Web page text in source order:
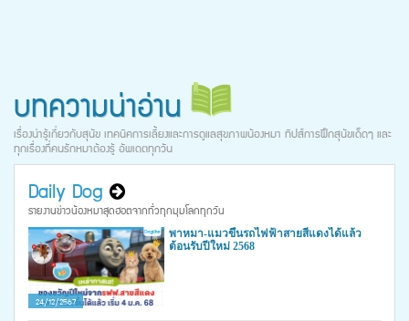
บทความน่าอ่าน
เรื่องน่ารู้เกี่ยวกับสุนัข เทคนิคการเลี้ยงและการดูแลสุขภาพน้องหมา ทิปส์การฝึกสุนัขเด็ดๆ และ
ทุกเรื่องที่คนรักหมาต้องรู้ อัพเดตทุกวัน
Daily Dog
รายงานข่าวน้องหมาสุดฮอตจากทั่วทุกมุมโลกทุกวัน
24/12/2567
พาหมา-แมวขึ้นรถไฟฟ้าสายสีแดงได้แล้ว
ต้อนรับปีใหม่ 2568